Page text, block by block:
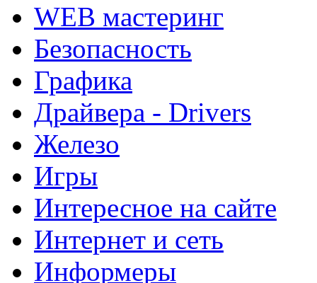
WEB мастеринг
Безопасность
Графика
Драйвера - Drivers
Железо
Игры
Интересное на сайте
Интернет и сеть
Информеры